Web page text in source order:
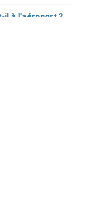
il à l'aéroport ?